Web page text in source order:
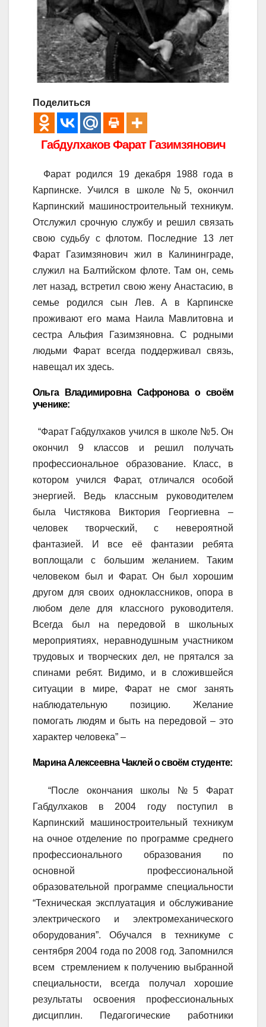
Поделиться
Габдулхаков Фарат Газимзянович
Фарат родился 19 декабря 1988 года в
Карпинске. Учился в школе №5, окончил
Карпинский машиностроительный техникум.
Отслужил срочную службу и решил связать
свою судьбу с флотом. Последние 13 лет
Фарат Газимзянович жил в Калининграде,
служил на Балтийском флоте. Там он, семь
лет назад, встретил свою жену Анастасию, в
семье родился сын Лев. А в Карпинске
проживают его мама Наила Мавлитовна и
сестра Альфия Газимзяновна. С родными
людьми Фарат всегда поддерживал связь,
навещал их здесь.
Ольга Владимировна Сафронова о своём
ученике:
“Фарат Габдулхаков учился в школе №5. Он
окончил 9 классов и решил получать
профессиональное образование. Класс, в
котором учился Фарат, отличался особой
энергией. Ведь классным руководителем
была Чистякова Виктория Георгиевна –
человек творческий, с невероятной
фантазией. И все её фантазии ребята
воплощали с большим желанием. Таким
человеком был и Фарат. Он был хорошим
другом для своих одноклассников, опора в
любом деле для классного руководителя.
Всегда был на передовой в школьных
мероприятиях, неравнодушным участником
трудовых и творческих дел, не прятался за
спинами ребят. Видимо, и в сложившейся
ситуации в мире, Фарат не смог занять
наблюдательную позицию. Желание
помогать людям и быть на передовой – это
характер человека” –
Марина Алексеевна Чаклей о своём студенте:
“После окончания школы №5 Фарат
Габдулхаков в 2004 году поступил в
Карпинский машиностроительный техникум
на очное отделение по программе среднего
профессионального образования по
основной профессиональной
образовательной программе специальности
“Техническая эксплуатация и обслуживание
электрического и электромеханического
оборудования”. Обучался в техникуме с
сентября 2004 года по 2008 год. Запомнился
всем стремлением к получению выбранной
специальности, всегда получал хорошие
результаты освоения профессиональных
дисциплин. Педагогические работники